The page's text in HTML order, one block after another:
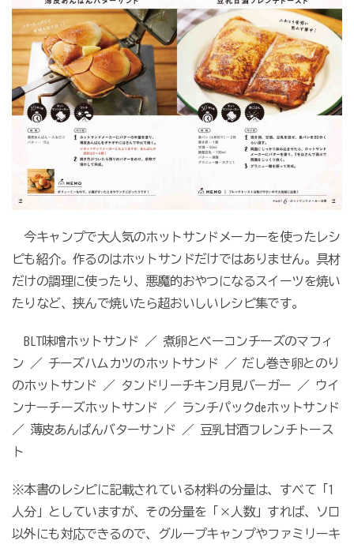
今キャンプで大人気のホットサンドメーカーを使ったレシ
ピも紹介。作るのはホットサンドだけではありません。具材
だけの調理に使ったり、悪魔的おやつになるスイーツを焼い
たりなど、挟んで焼いたら超おいしいレシピ集です。
BLT味噌ホットサンド ／ 煮卵とベーコンチーズのマフィ
ン ／ チーズハムカツのホットサンド ／ だし巻き卵とのり
のホットサンド ／ タンドリーチキン月見バーガー ／ ウイ
ンナーチーズホットサンド ／ ランチパックdeホットサンド
／ 薄皮あんぱんバターサンド ／ 豆乳甘酒フレンチトース
ト
※本書のレシピに記載されている材料の分量は、すべて「1
人分」としていますが、その分量を「×人数」すれば、ソロ
以外にも対応できるので、グループキャンプやファミリーキ